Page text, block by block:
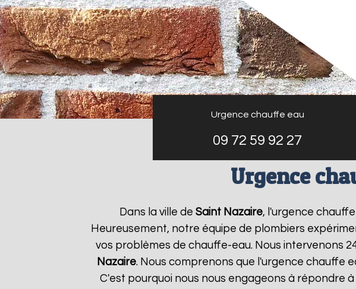
Urgence chauffe eau
09 72 59 92 27
Urgence
Dans la ville de Saint Nazaire, l'urgence
Heureusement, notre équipe de plombiers
vos problèmes de chauffe-eau. Nous intervenons
Nazaire. Nous comprenons que l'urgence chauffe
C'est pourquoi nous nous engageons à répondre